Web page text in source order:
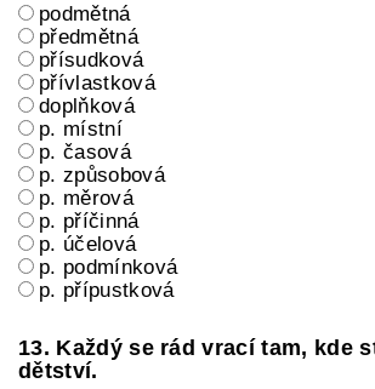
podmětná
předmětná
přísudková
přívlastková
doplňková
p. místní
p. časová
p. způsobová
p. měrová
p. příčinná
p. účelová
p. podmínková
p. přípustková
13. Každý se rád vrací tam, kde
dětství.